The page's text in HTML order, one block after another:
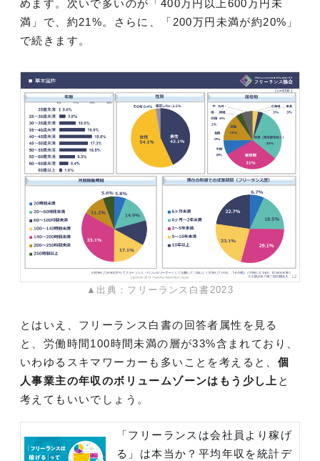
めます。次いで多いのが「400万円以上600万円未
満」で、約21%。さらに、「200万円未満が約20%」
で続きます。
▲出典：フリーランス白書2023
とはいえ、フリーランス白書の回答者属性を見る
と、労働時間100時間未満の層が33%含まれており、
いわゆるスキマワーカーも多いことを考えると、 個
人事業主の年収のボリュームゾーンはもう少し上 と
考えてもいいでしょう。
「フリーランスは会社員より稼げ
る」は本当か？平均年収を統計デ